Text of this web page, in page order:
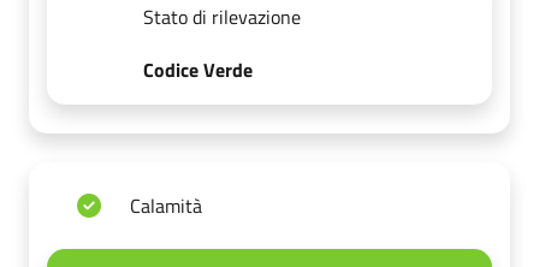
Stato di rilevazione
Codice Verde
Calamità